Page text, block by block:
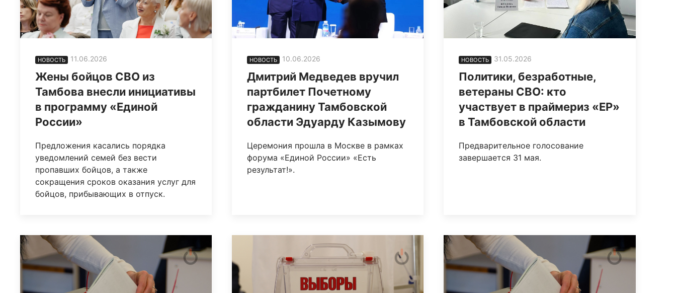
НОВОСТЬ 11.06.2026
Жены бойцов СВО из
Тамбова внесли инициативы
в программу «Единой
России»
Предложения касались порядка
уведомлений семей без вести
пропавших бойцов, а также
сокращения сроков оказания услуг для
бойцов, прибывающих в отпуск.
НОВОСТЬ 10.06.2026
Дмитрий Медведев вручил
партбилет Почетному
гражданину Тамбовской
области Эдуарду Казымову
Церемония прошла в Москве в рамках
форума «Единой России» «Есть
результат!».
НОВОСТЬ 31.05.2026
Политики, безработные,
ветераны СВО: кто
участвует в праймериз «ЕР»
в Тамбовской области
Предварительное голосование
завершается 31 мая.